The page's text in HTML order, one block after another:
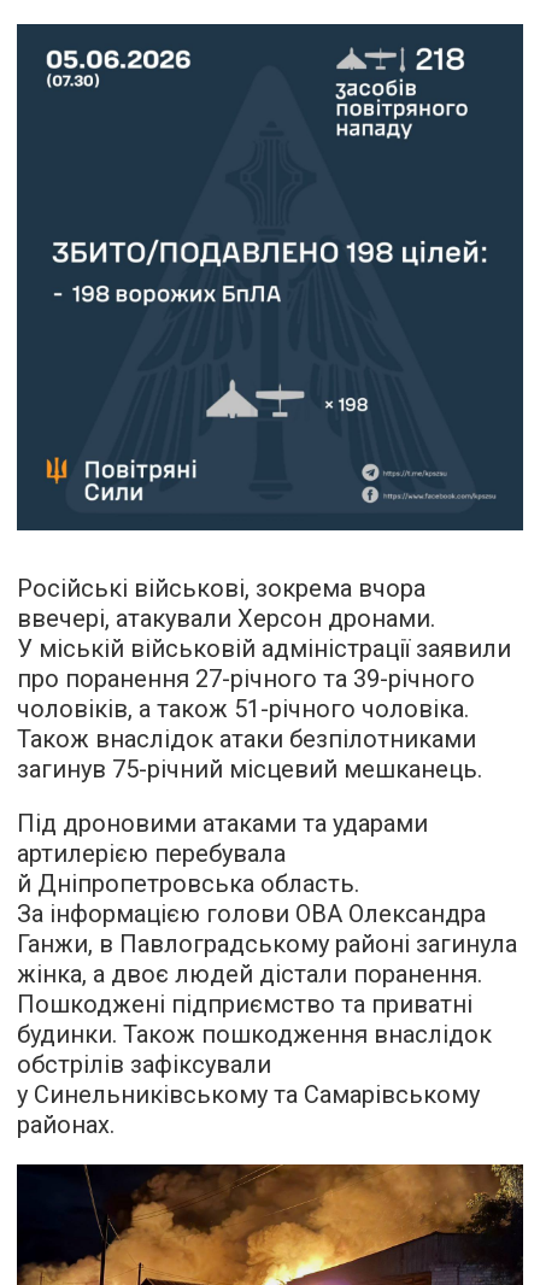
Російські військові, зокрема вчора
ввечері, атакували Херсон дронами.
У міській військовій адміністрації заявили
про поранення 27-річного та 39-річного
чоловіків, а також 51-річного чоловіка.
Також внаслідок атаки безпілотниками
загинув 75-річний місцевий мешканець.
Під дроновими атаками та ударами
артилерією перебувала
й Дніпропетровська область.
За інформацією голови ОВА Олександра
Ганжи, в Павлоградському районі загинула
жінка, а двоє людей дістали поранення.
Пошкоджені підприємство та приватні
будинки. Також пошкодження внаслідок
обстрілів зафіксували
у Синельниківському та Самарівському
районах.